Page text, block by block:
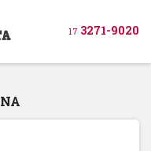
17 3271-9020